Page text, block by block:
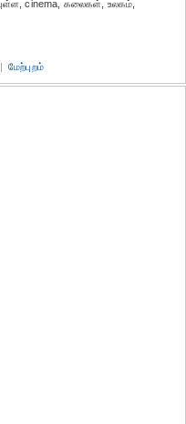
cinema, கலைகள், உலகம்,
| மேற்புறம்